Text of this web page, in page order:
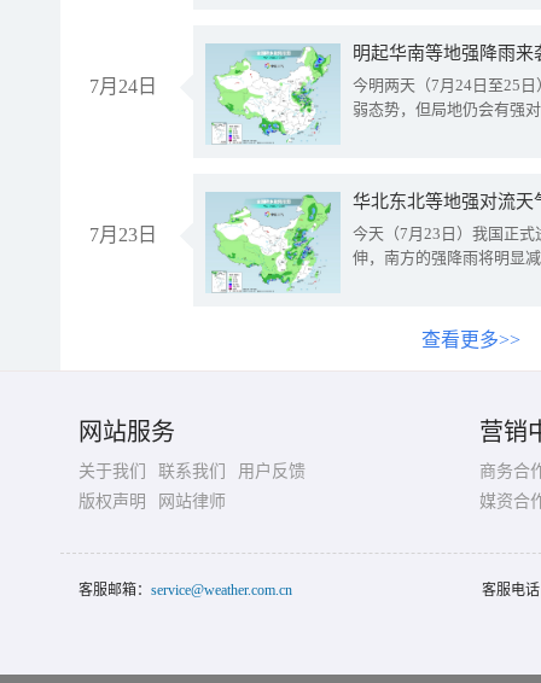
7月24日
明起华南等地强降雨
今明两天（7月24日至25
弱态势，但局地仍会有强
7月23日
华北东北等地强对流天
今天（7月23日）我国正
伸，南方的强降雨将明显
查看更多>>
网站服务
关于我们 联系我们
用户反馈
版权声明
网站律师
营销
商务合
媒资合
客服邮箱： service@weather.com.cn 客服电